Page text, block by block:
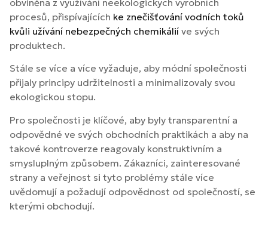
procesů, přispívajících ke znečišťování vodních toků
kvůli užívání nebezpečných chemikálií ve svých
produktech.
Stále se více a více vyžaduje, aby módní společnosti
přijaly principy udržitelnosti a minimalizovaly svou
ekologickou stopu.
Pro společnosti je klíčové, aby byly transparentní a
odpovědné ve svých obchodních praktikách a aby na
takové kontroverze reagovaly konstruktivním a
smysluplným způsobem. Zákazníci, zainteresované
strany a veřejnost si tyto problémy stále více
uvědomují a požadují odpovědnost od společností, se
kterými obchodují.